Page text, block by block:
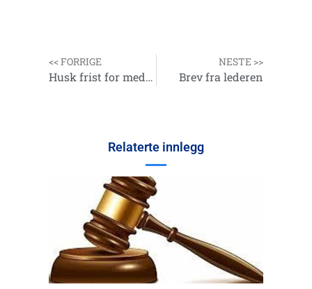
<< FORRIGE
Husk frist for medlemlister
NESTE >>
Brev fra lederen
Relaterte innlegg